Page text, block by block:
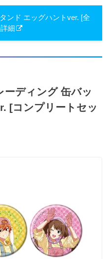
ンド エッグハントver. [全
細
ーディング 缶バッ
[コンプリートセッ